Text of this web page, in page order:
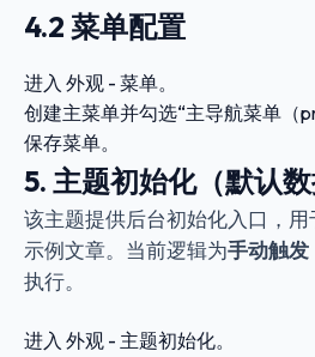
4.2 菜单配置
进入 外观 - 菜单。
创建主菜单并勾选“主导航菜单（
保存菜单。
5. 主题初始化（默认数
该主题提供后台初始化入口，
示例文章。当前逻辑为手动触发
执行。
进入 外观 - 主题初始化。